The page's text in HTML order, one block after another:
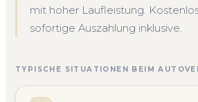
mit hoher Laufleistung.
sofortige Auszahlung inklusive.
TYPISCHE SITUATIONEN BEIM